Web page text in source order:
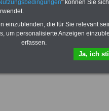
" können Sie
einzublenden, die für Sie relevant
um personalisierte Anzeigen
erfassen.
Ja, ich